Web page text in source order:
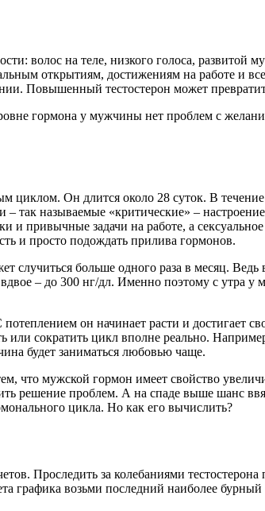
волос на теле, низкого голоса,
открытиям, достижениям на работе
Повышенный тестостерон может
гормона у мужчины нет проблем с
Он длится около 28 суток. В
так называемые «критические» –
привычные задачи на работе, а
и просто подождать прилива гормонов.
больше одного раза в месяц. Ведь
– до 300 нг/дл. Именно поэтому с утра
он начинает расти и достигает
сократить цикл вполне реально.
будет заниматься любовью чаще.
что мужской гормон имеет свойство
решение проблем. А на спаде выше шанс
цикла. Но как его вычислить?
Проследить за колебаниями
графика возьми последний наиболее